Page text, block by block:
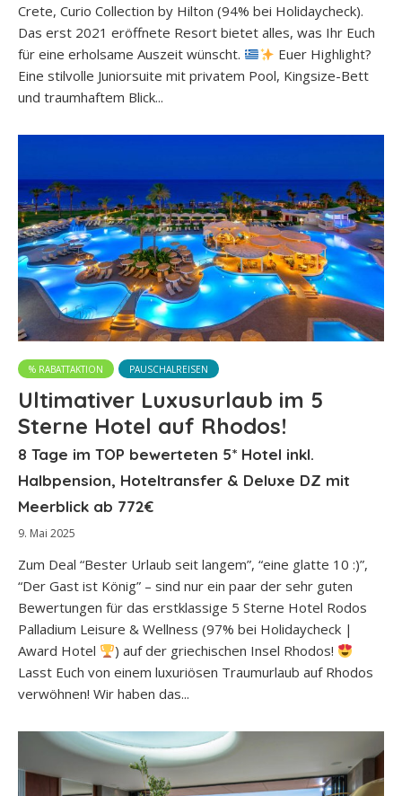
Crete, Curio Collection by Hilton (94% bei Holidaycheck).
Das erst 2021 eröffnete Resort bietet alles, was Ihr Euch
für eine erholsame Auszeit wünscht.
Euer Highlight?
Eine stilvolle Juniorsuite mit privatem Pool, Kingsize-Bett
und traumhaftem Blick...
% RABATTAKTION PAUSCHALREISEN
Ultimativer Luxusurlaub im 5
Sterne Hotel auf Rhodos!
8 Tage im TOP bewerteten 5* Hotel inkl.
Halbpension, Hoteltransfer & Deluxe DZ mit
Meerblick ab 772€
9. Mai 2025
Zum Deal “Bester Urlaub seit langem”, “eine glatte 10 :)”,
“Der Gast ist König” – sind nur ein paar der sehr guten
Bewertungen für das erstklassige 5 Sterne Hotel Rodos
Palladium Leisure & Wellness (97% bei Holidaycheck |
Award Hotel
) auf der griechischen Insel Rhodos!
Lasst Euch von einem luxuriösen Traumurlaub auf Rhodos
verwöhnen! Wir haben das...